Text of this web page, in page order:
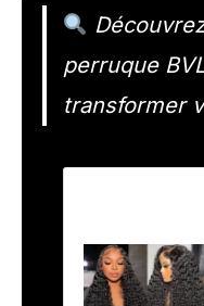
perruque
transformer